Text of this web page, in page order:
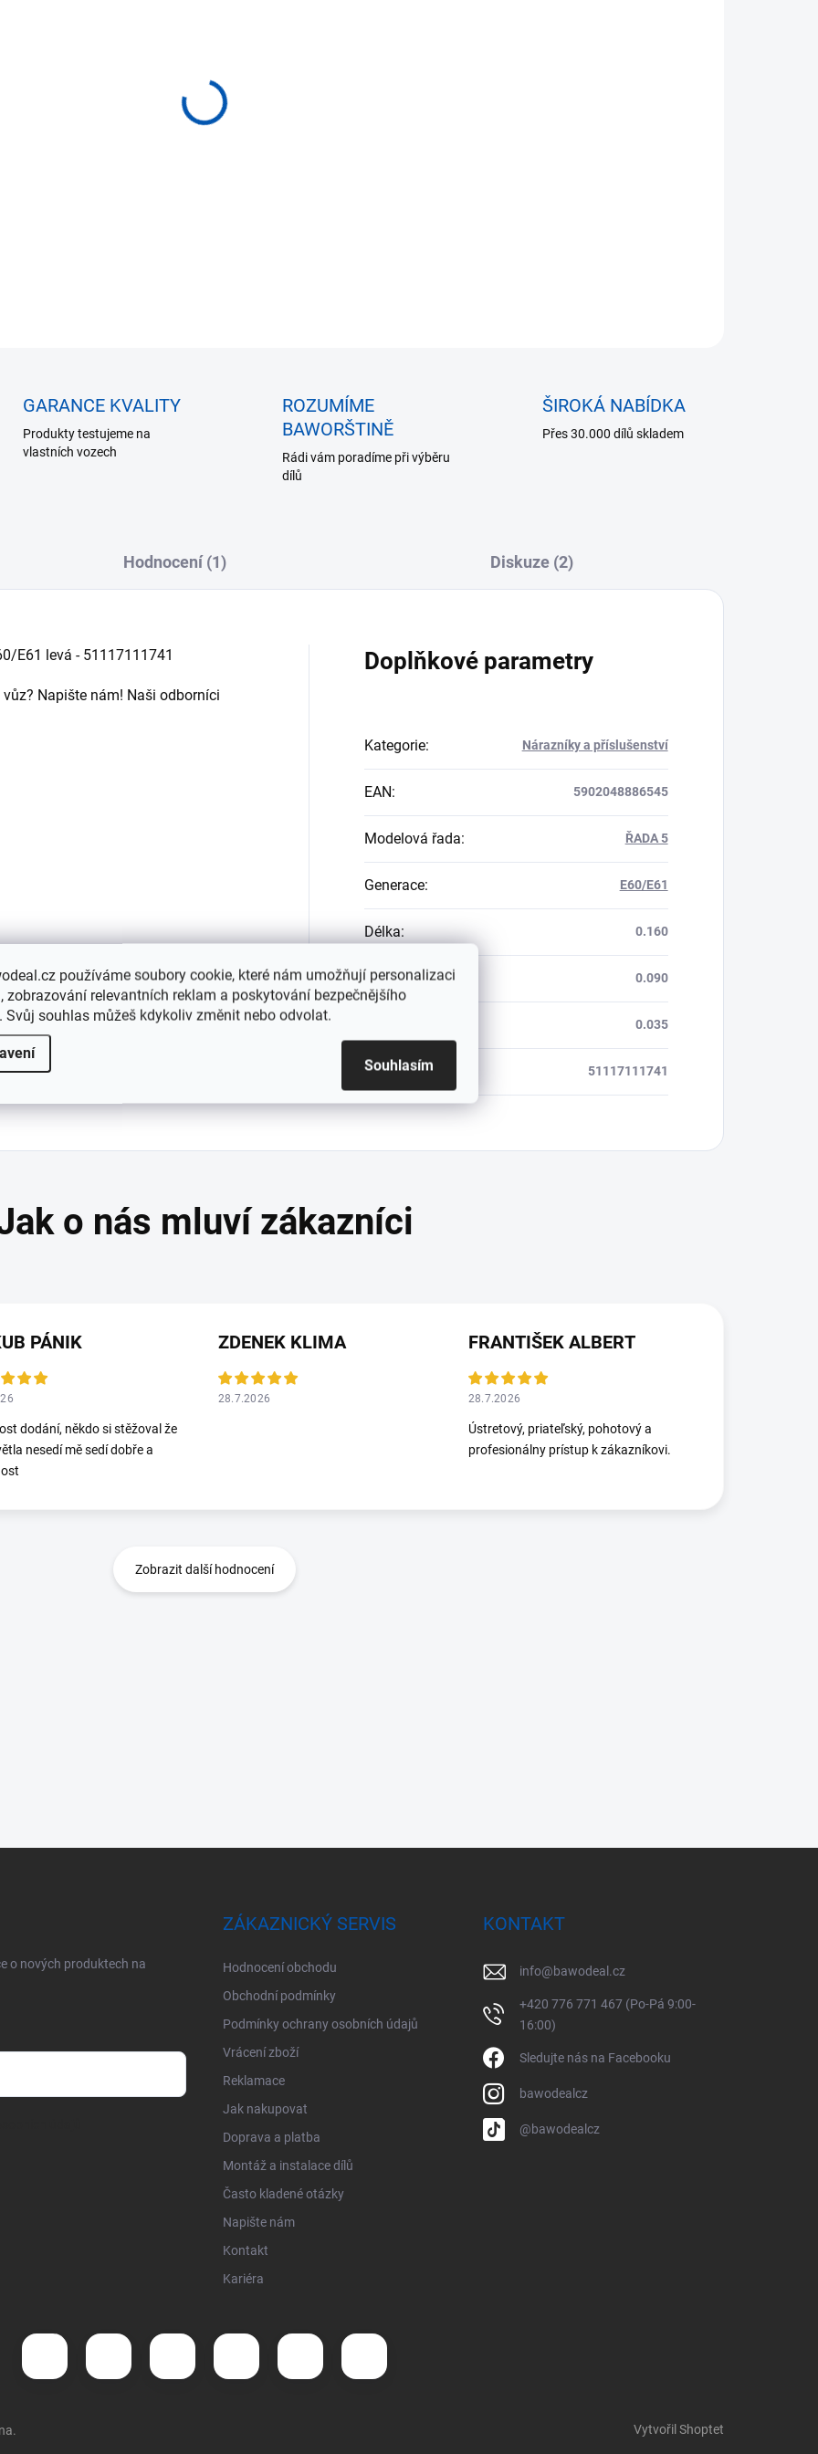
používáme soubory cookie, které nám umožňují personalizaci
zobrazování relevantních reklam a poskytování bezpečnějšího
Svůj souhlas můžeš kdykoliv změnit nebo odvolat.
Souhlasím
DETAILNÍ INFORMACE
GARANCE KVALITY
Produkty testujeme na
vlastních vozech
ROZUMÍME
BAWORŠTINĚ
Rádi vám poradíme při výběru
dílů
ŠIROKÁ NABÍDKA
Přes 30.000 dílů skladem
Hodnocení (1) Diskuze (2)
E61 levá - 51117111741
Napište nám! Naši odborníci
Doplňkové parametry
Kategorie: Nárazníky a příslušenství
EAN: 5902048886545
Modelová řada: ŘADA 5
Generace: E60/E61
Délka: 0.160
Výška: 0.090
0.035
OEM kód: 51117111741
PÁNIK
dodání, někdo si stěžoval že
nesedí mě sedí dobře a
ZDENEK KLIMA
28.7.2026
FRANTIŠEK ALBERT
28.7.2026
Ústretový, priateľský, pohotový a
profesionálny prístup k zákazníkovi.
Zobrazit další hodnocení
o nových produktech na
ZÁKAZNICKÝ SERVIS
Hodnocení obchodu
Obchodní podmínky
Podmínky ochrany osobních údajů
Vrácení zboží
Reklamace
Jak nakupovat
Doprava a platba
Montáž a instalace dílů
Často kladené otázky
Napište nám
Kontakt
Kariéra
KONTAKT
info@bawodeal.cz
+420 776 771 467 (Po-Pá 9:00-
16:00)
Sledujte nás na Facebooku
bawodealcz
@bawodealcz
Vytvořil Shoptet